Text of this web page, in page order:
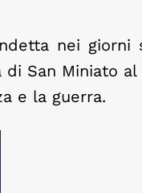
nei giorni
San Miniato al
e la guerra.